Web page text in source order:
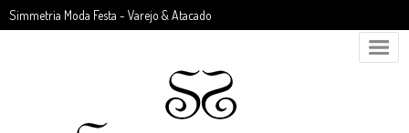
Simmetria Moda Festa - Varejo & Atacado